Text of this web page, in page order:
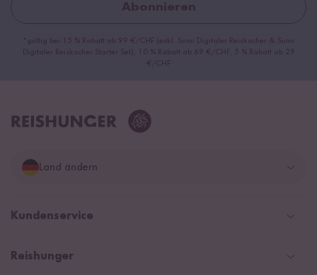
Abonnieren
*gültig bei 15 % Rabatt ab 99 €/CHF (exkl. Sumi Digitaler Reiskocher & Sumi
Digitaler Reiskocher Starter Set), 10 % Rabatt ab 69 €/CHF, 5 % Rabatt ab 29
€/CHF
Land ändern
Deutschland
Kundenservice
Help Center & FAQ
Reishunger